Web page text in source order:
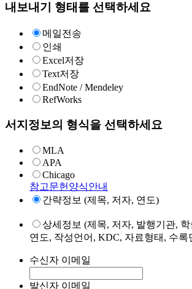
내보내기 형태를 선택하세요
메일전송
인쇄
Excel저장
Text저장
EndNote / Mendeley
RefWorks
서지정보의 형식을 선택하세요
MLA
APA
Chicago
참고문헌양식안내
간략정보 (제목, 저자, 연도)
상세정보 (제목, 저자, 발행기관,
연도, 작성언어, KDC, 자료형태, 수록
수신자 이메일
발신자 이메일